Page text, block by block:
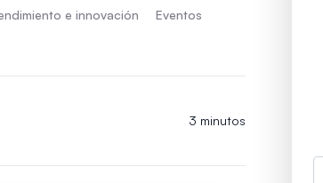
e innovación
Eventos
3 minutos